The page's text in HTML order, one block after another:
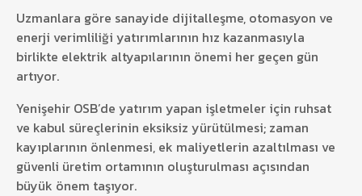
Uzmanlara göre sanayide dijitalleşme, otomasyon ve
enerji verimliliği yatırımlarının hız kazanmasıyla
birlikte elektrik altyapılarının önemi her geçen gün
artıyor.
Yenişehir OSB’de yatırım yapan işletmeler için ruhsat
ve kabul süreçlerinin eksiksiz yürütülmesi; zaman
kayıplarının önlenmesi, ek maliyetlerin azaltılması ve
güvenli üretim ortamının oluşturulması açısından
büyük önem taşıyor.